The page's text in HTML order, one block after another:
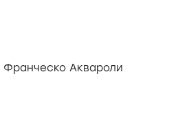
Франческо Аквароли